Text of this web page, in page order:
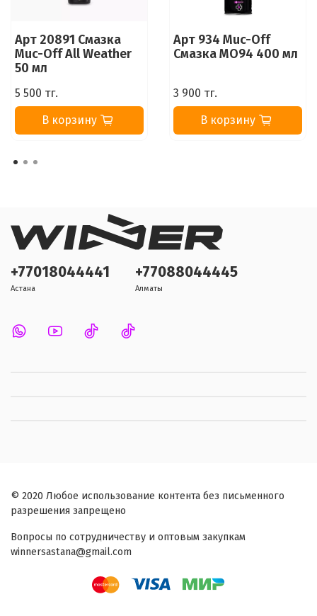
Арт 20891 Смазка
Muc-Off All Weather
50 мл
5 500 тг.
В корзину
Арт 934 Muc-Off
Смазка МО94 400 мл
3 900 тг.
В корзину
+77018044441
Астана
+77088044445
Алматы
© 2020 Любое использование контента без письменного
разрешения запрещено
Вопросы по сотрудничеству и оптовым закупкам
winnersastana@gmail.com